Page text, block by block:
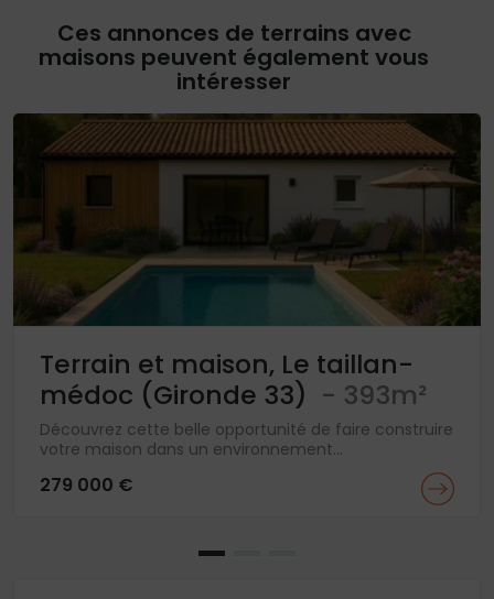
Ces annonces de terrains avec
maisons peuvent également vous
intéresser
Terrain et maison, Le taillan-
médoc (Gironde 33) - 393m²
Découvrez cette belle opportunité de faire construire
votre maison dans un environnement...
279 000 €